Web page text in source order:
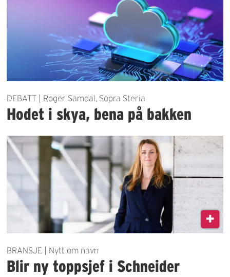
DEBATT | Roger Samdal, Sopra Steria
Hodet i skya, bena på bakken
BRANSJE | Nytt om navn
Blir ny toppsjef i Schneider